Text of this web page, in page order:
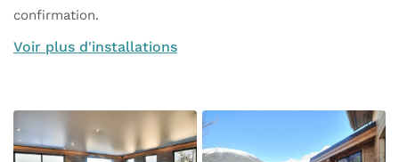
confirmation.
Voir plus d'installations